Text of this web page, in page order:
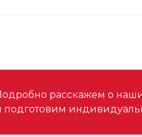
расскажем о
подготовим